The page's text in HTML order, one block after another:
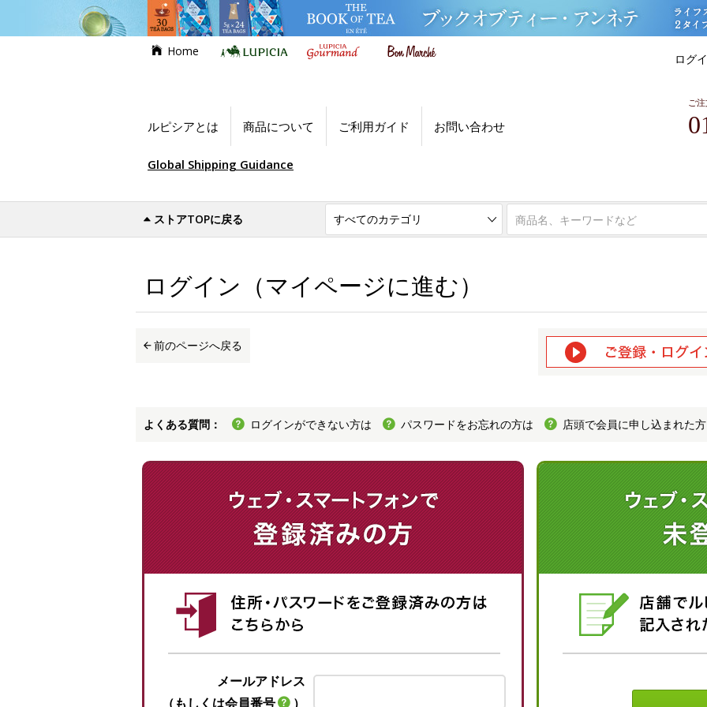
Home
ログ
ルピシアとは 商品について ご利用ガイド お問い合わせ
ご
Global Shipping Guidance
ストアTOPに戻る
世界のお茶専門店ルピシア ログイン（マイページに進む）
ログイン（マイページに進む）
前のページへ戻る
よくある質問： ログインができない方は パスワードをお忘れの方は 店頭で会員に申し込まれた
メールアドレス
（もしくは会員番号
）